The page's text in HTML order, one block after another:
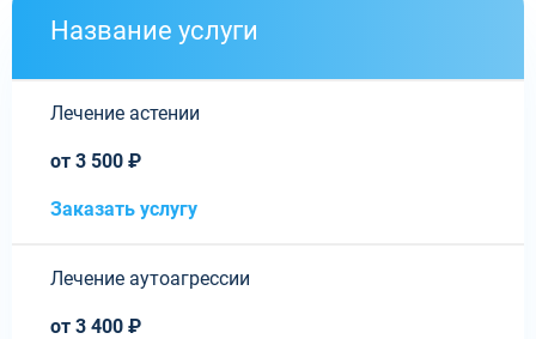
Название услуги
Лечение астении
от 3 500 ₽
Заказать услугу
Лечение аутоагрессии
от 3 400 ₽